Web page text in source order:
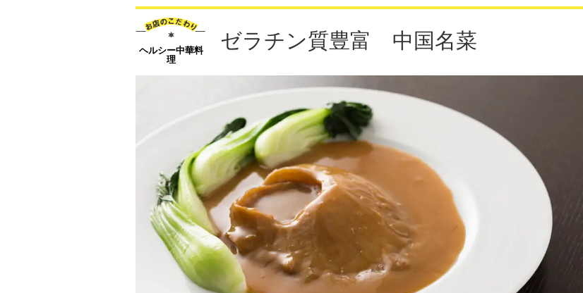
ヘルシー中華料
理
ゼラチン質豊富 中国名菜